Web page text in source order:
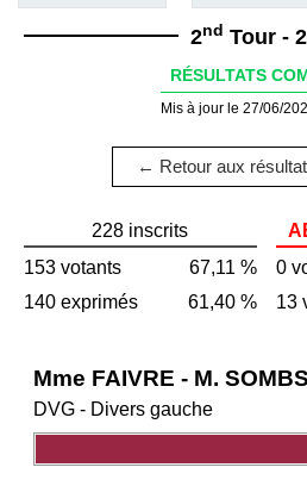
2nd Tour -
RÉSULTATS
Mis à jour le 27/06/
← Retour aux
228 inscrits
153 votants
67,11 %
140 exprimés
61,40 %
0
13
Mme FAIVRE - M.
DVG - Divers gauche